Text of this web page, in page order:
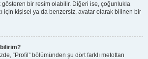
gösteren bir resim olabilir. Diğeri ise, çoğunlukla
için kişisel ya da benzersiz, avatar olarak bilinen bir
“Profil” bölümünden şu dört farklı metottan